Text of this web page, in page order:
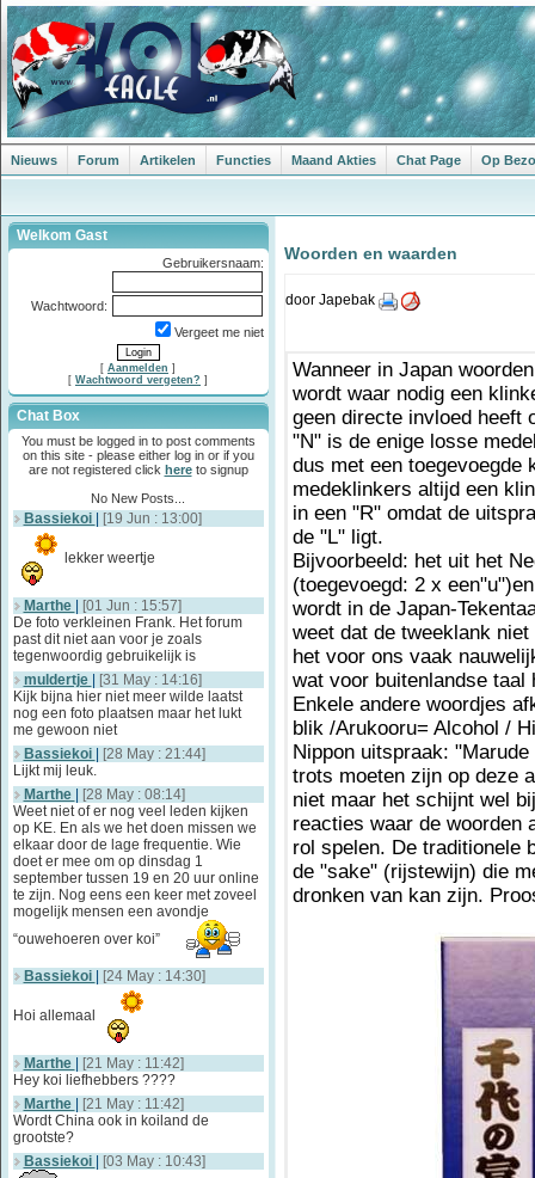
Nieuws Forum Artikelen Functies Maand Akties Chat Page Op
Welkom Gast
Gebruikersnaam:
Wachtwoord:
Vergeet me niet
[ Aanmelden ]
[ Wachtwoord vergeten? ]
Chat Box
You must be logged in to post comments
on this site - please either log in or if you
are not registered click hereto signup
No New Posts...
Bassiekoi [19 Jun : 13:00]
lekker weertje
Marthe
[01 Jun : 15:57]
De foto verkleinen Frank. Het forum
past dit niet aan voor je zoals
tegenwoordig gebruikelijk is
muldertje
[31 May : 14:16]
Kijk bijna hier niet meer wilde laatst
nog een foto plaatsen maar het lukt
me gewoon niet
Bassiekoi
[28 May : 21:44]
Lijkt mij leuk.
Marthe
[28 May : 08:14]
Weet niet of er nog veel leden kijken
op KE. En als we het doen missen we
elkaar door de lage frequentie. Wie
doet er mee om op dinsdag 1
september tussen 19 en 20 uur online
te zijn. Nog eens een keer met zoveel
mogelijk mensen een avondje
“ouwehoeren over koi”
Bassiekoi [24 May : 14:30]
Hoi allemaal
Marthe
[21 May : 11:42]
Hey koi liefhebbers ????
Marthe
[21 May : 11:42]
Wordt China ook in koiland de
grootste?
Bassiekoi
[03 May : 10:43]
Woorden en waarden
door Japebak
Wanneer in Japan
wordt waar nodig een
geen directe invloed heeft
"N" is de enige losse
dus met een toegevoegde
medeklinkers altijd een
in een "R" omdat de
de "L" ligt.
Bijvoorbeeld: het uit het
(toegevoegd: 2 x
wordt in de Japan-
weet dat de tweeklank
het voor ons vaak
wat voor buitenlandse
Enkele andere woordjes
blik /Arukooru= Alcohol /
Nippon uitspraak:
trots moeten zijn op deze
niet maar het schijnt wel
reacties waar de woorden
rol spelen. De traditionele
de "sake" (rijstewijn) die
dronken van kan zijn.